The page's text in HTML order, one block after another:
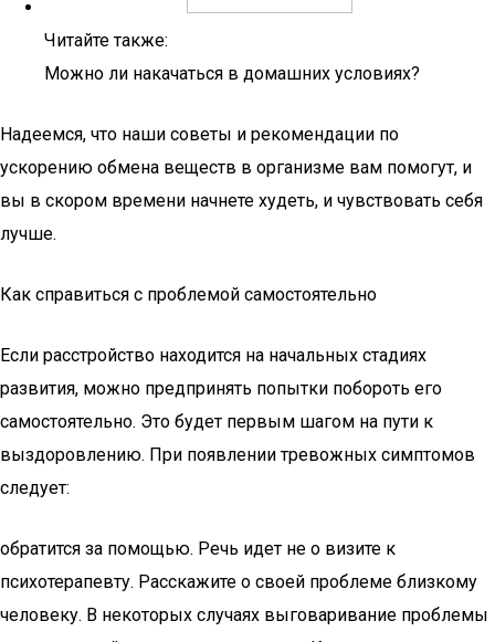
Читайте также:
Можно ли накачаться в домашних условиях?
Надеемся, что наши советы и рекомендации по
ускорению обмена веществ в организме вам помогут, и
вы в скором времени начнете худеть, и чувствовать себя
лучше.
Как справиться с проблемой самостоятельно
Если расстройство находится на начальных стадиях
развития, можно предпринять попытки побороть его
самостоятельно. Это будет первым шагом на пути к
выздоровлению. При появлении тревожных симптомов
следует:
обратится за помощью. Речь идет не о визите к
психотерапевту. Расскажите о своей проблеме близкому
человеку. В некоторых случаях выговаривание проблемы